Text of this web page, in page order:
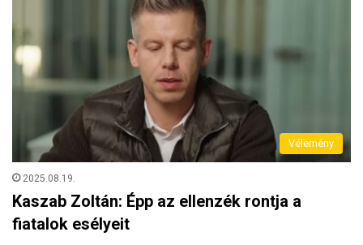
Vélemény
2025.08.19.
Kaszab Zoltán: Épp az ellenzék rontja a
fiatalok esélyeit